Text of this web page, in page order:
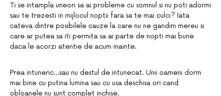
Ti se intampla uneori sa ai probleme cu somnul si nu poti adormi
sau te trezesti in mijlocul noptii fara sa te mai culci? Iata
cateva dintre posibilele cauze la care nu ne gandim mereu si
care ar putea sa iti permita sa ai parte de nopti mai bune
daca le acorzi atentie de acum inainte.
Prea intuneric…sau nu destul de intunecat. Unii oameni dorm
mai bine cu putina lumina sau cu usa deschisa ori cand
obloanele nu sunt complet inchise.